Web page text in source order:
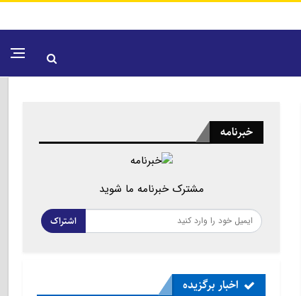
خبرنامه
مشترک خبرنامه ما شوید
اشتراک
اخبار برگزیده